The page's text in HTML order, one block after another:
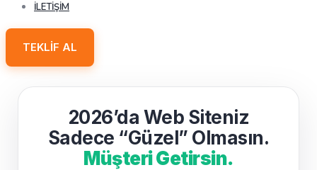
İLETIŞIM
TEKLIF AL
2026’da Web Siteniz
Sadece “Güzel” Olmasın.
Müşteri Getirsin.